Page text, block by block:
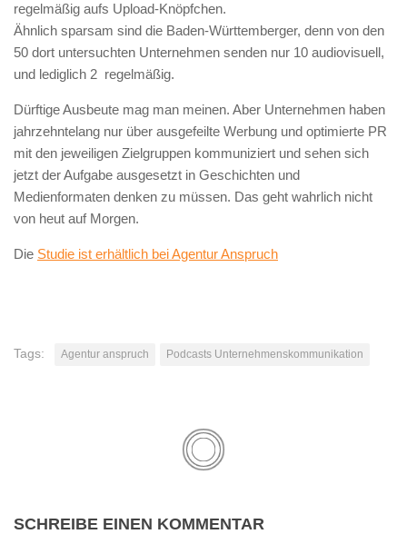
regelmäßig aufs Upload-Knöpfchen.
Ähnlich sparsam sind die Baden-Württemberger, denn von den
50 dort untersuchten Unternehmen senden nur 10 audiovisuell,
und lediglich 2 regelmäßig.
Dürftige Ausbeute mag man meinen. Aber Unternehmen haben
jahrzehntelang nur über ausgefeilte Werbung und optimierte PR
mit den jeweiligen Zielgruppen kommuniziert und sehen sich
jetzt der Aufgabe ausgesetzt in Geschichten und
Medienformaten denken zu müssen. Das geht wahrlich nicht
von heut auf Morgen.
Die Studie ist erhältlich bei Agentur Anspruch
Tags: Agentur anspruch Podcasts Unternehmenskommunikation
SCHREIBE EINEN KOMMENTAR